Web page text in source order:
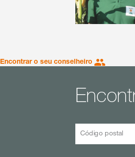
Encontrar o seu conselheiro
Código postal